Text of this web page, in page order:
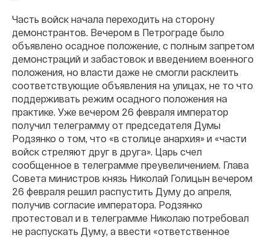
Часть войск начала переходить на сторону
демонстрантов. Вечером в Петрограде было
объявлено осадное положение, с полным запретом
демонстраций и забастовок и введением военного
положения, но власти даже не смогли расклеить
соответствующие объявления на улицах, не то что
поддерживать режим осадного положения на
практике. Уже вечером 26 февраля император
получил телеграмму от председателя Думы
Родзянко о том, что «в столице анархия» и «части
войск стреляют друг в друга». Царь счел
сообщенное в телеграмме преувеличением. Глава
Совета министров князь Николай Голицын вечером
26 февраля решил распустить Думу до апреля,
получив согласие императора. Родзянко
протестовал и в телеграмме Николаю потребовал
не распускать Думу, а ввести «ответственное